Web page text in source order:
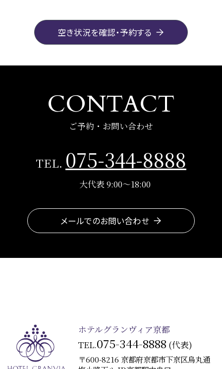
空き状況を確認・予約する
ご予約・お問い合わせ
CONTACT
TEL. 075-344-8888
大代表 9:00～18:00
メールでのお問い合わせ
ホテルグランヴィア京都
TEL.075-344-8888 (代表)
〒600-8216 京都府京都市下京区烏丸通